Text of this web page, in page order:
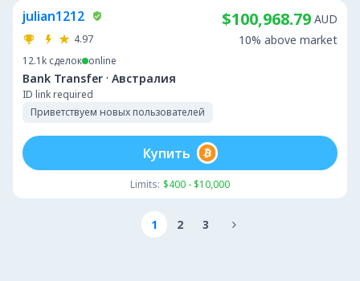
julian1212
4.97
12.1k сделок online
Bank Transfer · Австралия
ID link required
Приветствуем новых пользователей
$100,968.79 AUD
10% above market
Limits: $400 - $10,000
Купить
1 2 3 